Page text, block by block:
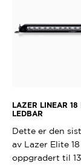
LAZER LINEAR 18
LEDBAR
Dette er den
av Lazer Elite
oppgradert til